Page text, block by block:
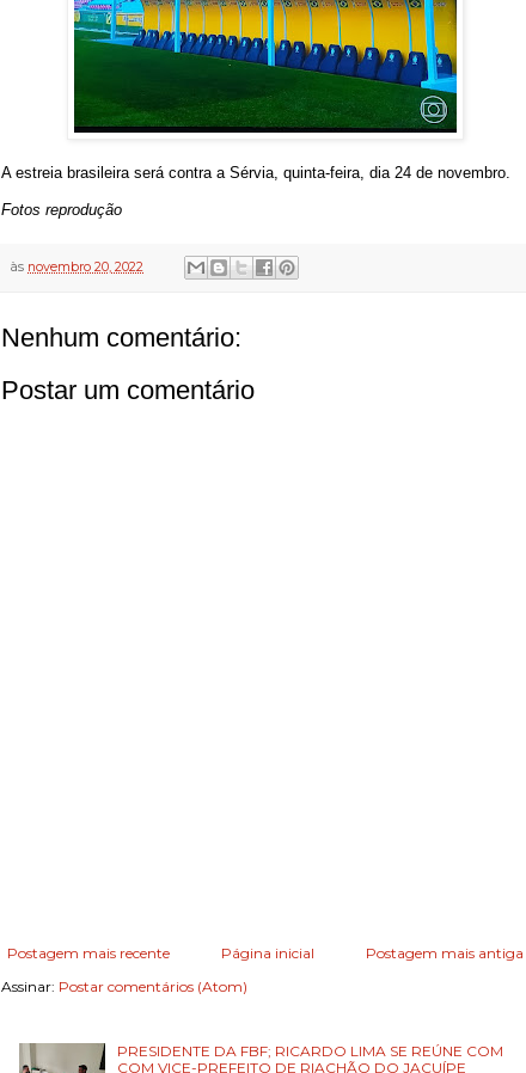
A estreia brasileira será contra a Sérvia, quinta-feira, dia 24 de novembro.
Fotos reprodução
às novembro 20, 2022
Nenhum comentário:
Postar um comentário
Postagem mais recente Postagem mais antiga
Página inicial
Assinar: Postar comentários (Atom)
PRESIDENTE DA FBF; RICARDO LIMA SE REÚNE COM
COM VICE-PREFEITO DE RIACHÃO DO JACUÍPE